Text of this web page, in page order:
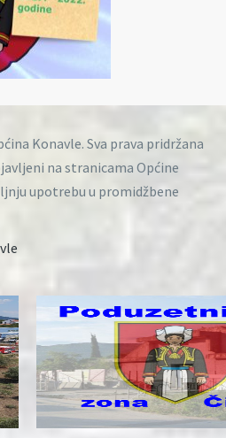
Konavle. Sva prava pridržana
na stranicama Općine
upotrebu u promidžbene